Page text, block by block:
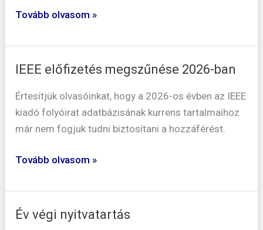
Tovább olvasom »
IEEE előfizetés megszűnése 2026-ban
Értesítjük olvasóinkat, hogy a 2026-os évben az IEEE
kiadó folyóirat adatbázisának kurrens tartalmaihoz
már nem fogjuk tudni biztosítani a hozzáférést.
IEEE
megszűnése
2026-
ban
Tovább olvasom »
Év végi nyitvatartás
Év